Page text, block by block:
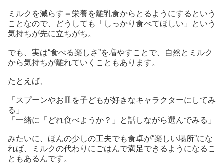
ミルクを減らす＝栄養を離乳食からとるようにするという
ことなので、どうしても「しっかり食べてほしい」という
気持ちが先に立ちがち。
でも、実は“食べる楽しさ”を増やすことで、自然とミルク
から気持ちが離れていくこともあります。
たとえば、
「スプーンやお皿を子どもが好きなキャラクターにしてみ
る」
「一緒に「どれ食べようか？」と話しながら選んでみる」
みたいに、ほんの少しの工夫でも食卓が“楽しい場所”にな
れば、ミルクの代わりにごはんで満足できるようになるこ
ともあるんです。